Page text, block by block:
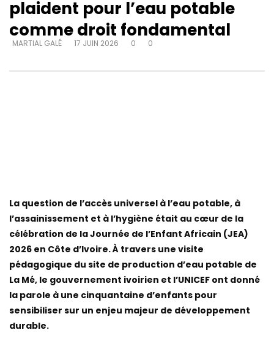
plaident pour l’eau potable
comme droit fondamental
MARTIAL GALÉ 17 JUIN 2026 0 0
La question de l’accès universel à l’eau potable, à
l’assainissement et à l’hygiène était au cœur de la
célébration de la Journée de l’Enfant Africain (JEA)
2026 en Côte d’Ivoire. À travers une visite
pédagogique du site de production d’eau potable de
La Mé, le gouvernement ivoirien et l’UNICEF ont donné
la parole à une cinquantaine d’enfants pour
sensibiliser sur un enjeu majeur de développement
durable.